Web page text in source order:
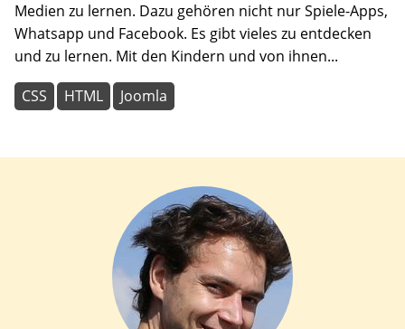
Medien zu lernen. Dazu gehören nicht nur Spiele-Apps,
Whatsapp und Facebook. Es gibt vieles zu entdecken
und zu lernen. Mit den Kindern und von ihnen...
CSS HTML Joomla